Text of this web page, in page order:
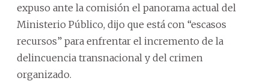
expuso ante la comisión el panorama actual del
Ministerio Público, dijo que está con “escasos
recursos” para enfrentar el incremento de la
delincuencia transnacional y del crimen
organizado.